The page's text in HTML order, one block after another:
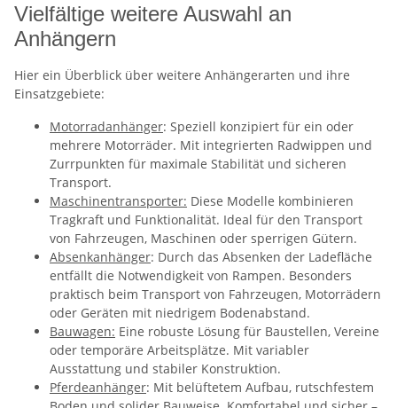
Vielfältige weitere Auswahl an
Anhängern
Hier ein Überblick über weitere Anhängerarten und ihre
Einsatzgebiete:
Motorradanhänger: Speziell konzipiert für ein oder
mehrere Motorräder. Mit integrierten Radwippen und
Zurrpunkten für maximale Stabilität und sicheren
Transport.
Maschinentransporter: Diese Modelle kombinieren
Tragkraft und Funktionalität. Ideal für den Transport
von Fahrzeugen, Maschinen oder sperrigen Gütern.
Absenkanhänger: Durch das Absenken der Ladefläche
entfällt die Notwendigkeit von Rampen. Besonders
praktisch beim Transport von Fahrzeugen, Motorrädern
oder Geräten mit niedrigem Bodenabstand.
Bauwagen: Eine robuste Lösung für Baustellen, Vereine
oder temporäre Arbeitsplätze. Mit variabler
Ausstattung und stabiler Konstruktion.
Pferdeanhänger: Mit belüftetem Aufbau, rutschfestem